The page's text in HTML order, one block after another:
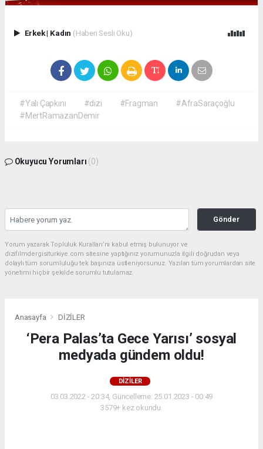
Erkek| Kadın (Haberi Sesli Oku)
#Yalı Çapkını #dizi #Fragman
#AfraSaraçoğlu
#MertRamazanDemir
Okuyucu Yorumları (0)
Gönder
Yorum yazarak Topluluk Kuralları’nı kabul etmiş bulunuyor ve
dizifilmdergisiturkiye.com sitesine yaptığınız yorumunuzla ilgili doğrudan veya
dolaylı tüm sorumluluğu tek başınıza üstleniyorsunuz. Yazılan tüm yorumlardan site
yönetimi hiçbir şekilde sorumlu tutulamaz.
Anasayfa DİZİLER
‘Pera Palas’ta Gece Yarısı’ sosyal
medyada gündem oldu!
DİZİLER
03.03.2022 - 20:34, Güncelleme: 25.01.2023 - 00:49
3579+ kez okundu.